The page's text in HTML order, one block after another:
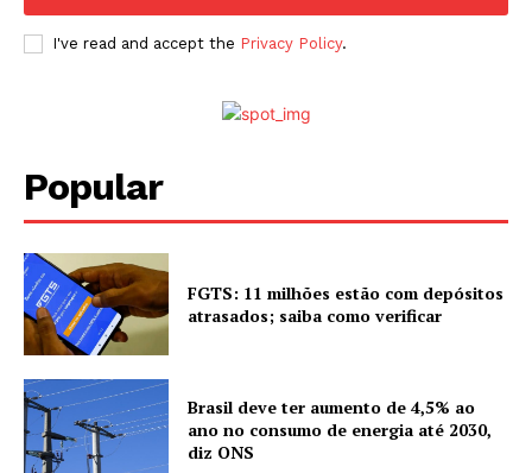
I've read and accept the Privacy Policy.
Popular
FGTS: 11 milhões estão com depósitos
atrasados; saiba como verificar
Brasil deve ter aumento de 4,5% ao
ano no consumo de energia até 2030,
diz ONS